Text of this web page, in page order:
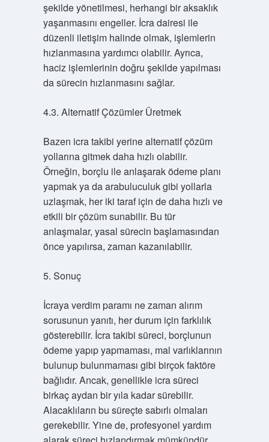
şekilde yönetilmesi, herhangi bir aksaklık
yaşanmasını engeller. İcra dairesi ile
düzenli iletişim halinde olmak, işlemlerin
hızlanmasına yardımcı olabilir. Ayrıca,
haciz işlemlerinin doğru şekilde yapılması
da sürecin hızlanmasını sağlar.
4.3. Alternatif Çözümler Üretmek
Bazen icra takibi yerine alternatif çözüm
yollarına gitmek daha hızlı olabilir.
Örneğin, borçlu ile anlaşarak ödeme planı
yapmak ya da arabuluculuk gibi yollarla
uzlaşmak, her iki taraf için de daha hızlı ve
etkili bir çözüm sunabilir. Bu tür
anlaşmalar, yasal sürecin başlamasından
önce yapılırsa, zaman kazanılabilir.
5. Sonuç
İcraya verdim paramı ne zaman alırım
sorusunun yanıtı, her durum için farklılık
gösterebilir. İcra takibi süreci, borçlunun
ödeme yapıp yapmaması, mal varlıklarının
bulunup bulunmaması gibi birçok faktöre
bağlıdır. Ancak, genellikle icra süreci
birkaç aydan bir yıla kadar sürebilir.
Alacaklıların bu süreçte sabırlı olmaları
gerekebilir. Yine de, profesyonel yardım